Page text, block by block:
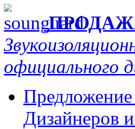
официального
Дизайнеров